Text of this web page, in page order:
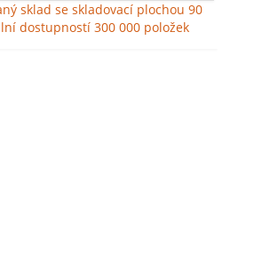
sklad se skladovací plochou 90
dostupností 300 000 položek